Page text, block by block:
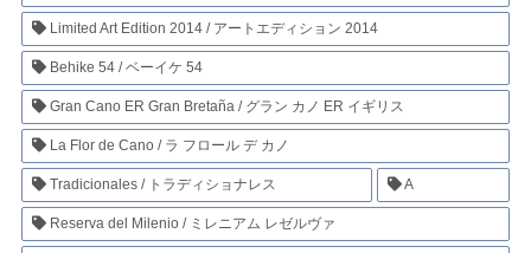
Limited Art Edition 2014 / アートエディション 2014
Behike 54 / ベーイケ 54
Gran Cano ER Gran Bretaña / グラン カノ ER イギリス
La Flor de Cano / ラ フロール デ カノ
Tradicionales / トラディショナレス A
Reserva del Milenio / ミレニアム レゼルヴァ